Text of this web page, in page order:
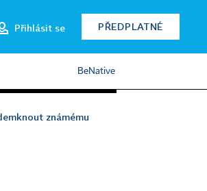
Přihlásit se PŘEDPLATNÉ
BeNative
známému